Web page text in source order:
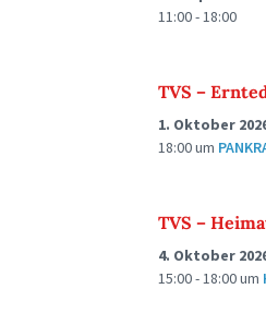
11:00 - 18:00
TVS –
1. Oktober
18:00um
TVS –
4. Oktober
15:00 - 18:00um